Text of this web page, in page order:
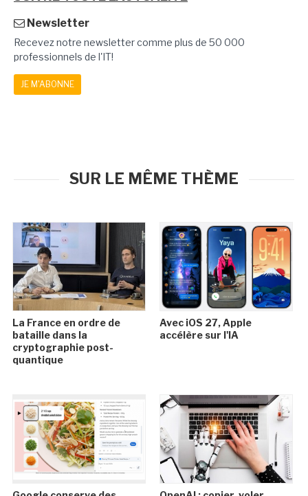
Newsletter
Recevez notre newsletter comme plus de 50 000
professionnels de l'IT!
JE M'ABONNE
SUR LE MÊME THÈME
La France en ordre de
bataille dans la
cryptographie post-
quantique
Avec iOS 27, Apple
accélère sur l'IA